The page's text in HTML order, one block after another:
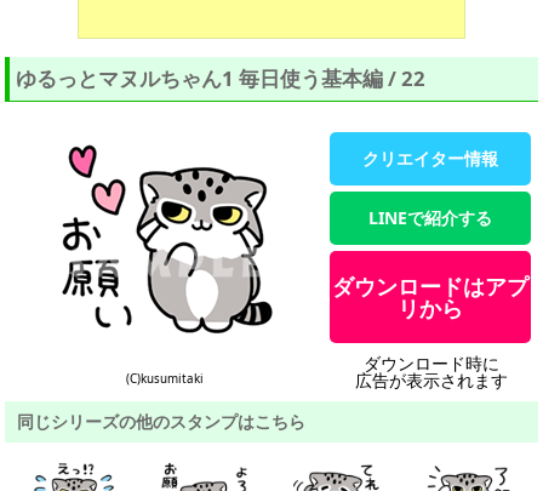
ゆるっとマヌルちゃん1 毎日使う基本編 / 22
(C)kusumitaki
クリエイター情報
LINEで紹介する
ダウンロードはアプ
リから
ダウンロード時に
広告が表示されます
同じシリーズの他のスタンプはこちら